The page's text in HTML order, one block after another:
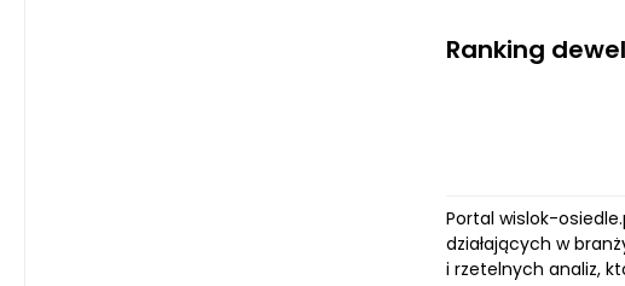
Ranking
Portal wislok-
działających w
i rzetelnych analiz,